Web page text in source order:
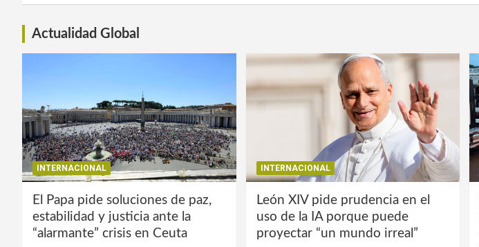
Actualidad Global
INTERNACIONAL
El Papa pide soluciones de paz,
estabilidad y justicia ante la
“alarmante” crisis en Ceuta
INTERNACIONAL
León XIV pide prudencia en el
uso de la IA porque puede
proyectar “un mundo irreal”